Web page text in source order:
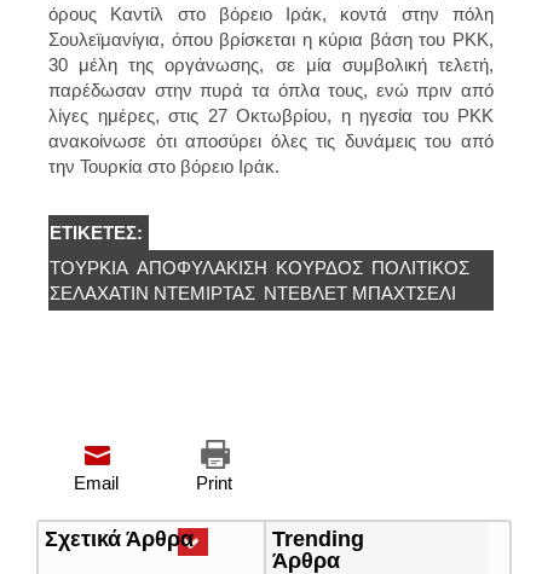
όρους Καντίλ στο βόρειο Ιράκ, κοντά στην πόλη
Σουλεϊμανίγια, όπου βρίσκεται η κύρια βάση του ΡΚΚ,
30 μέλη της οργάνωσης, σε μία συμβολική τελετή,
παρέδωσαν στην πυρά τα όπλα τους, ενώ πριν από
λίγες ημέρες, στις 27 Οκτωβρίου, η ηγεσία του PKK
ανακοίνωσε ότι αποσύρει όλες τις δυνάμεις του από
την Τουρκία στο βόρειο Ιράκ.
ΕΤΙΚΈΤΕΣ:
ΤΟΥΡΚΊΑ ΑΠΟΦΥΛΆΚΙΣΗ ΚΟΥΡΔΟΣ ΠΟΛΙΤΙΚΌΣ
ΣΕΛΑΧΑΤΊΝ ΝΤΕΜΙΡΤΆΣ ΝΤΕΒΛΈΤ ΜΠΑΧΤΣΕΛΊ
Print
Email
Σχετικά Άρθρα(ενεργή
καρτέλα)
Trending
Άρθρα